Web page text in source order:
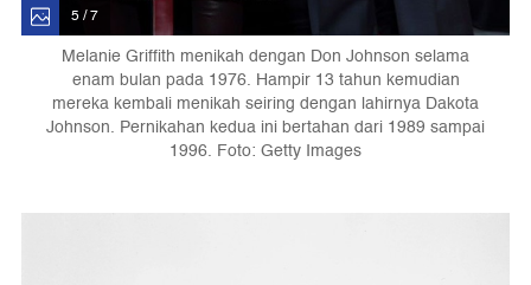
5 / 7
Melanie Griffith menikah dengan Don Johnson selama
enam bulan pada 1976. Hampir 13 tahun kemudian
mereka kembali menikah seiring dengan lahirnya Dakota
Johnson. Pernikahan kedua ini bertahan dari 1989 sampai
1996. Foto: Getty Images